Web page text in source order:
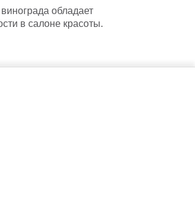
обладает
в салоне красоты.